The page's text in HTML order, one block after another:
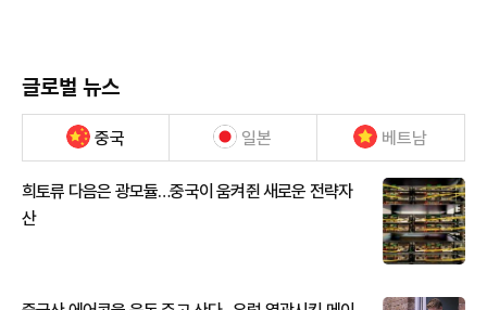
글로벌 뉴스
중국 일본 베트남
희토류 다음은 광모듈…중국이 움켜쥔 새로운 전략자
산